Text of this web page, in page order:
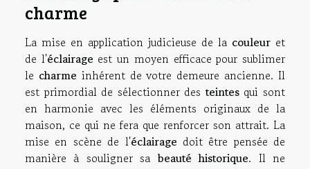
charme
La mise en application judicieuse de la couleur et
de l'éclairage est un moyen efficace pour sublimer
le charme inhérent de votre demeure ancienne. Il
est primordial de sélectionner desteintesqui sont
en harmonie avec les éléments originaux de la
maison, ce qui ne fera que renforcer son attrait. La
mise en scène de l'éclairage doit être pensée de
manière à souligner sa beauté historique. Il ne